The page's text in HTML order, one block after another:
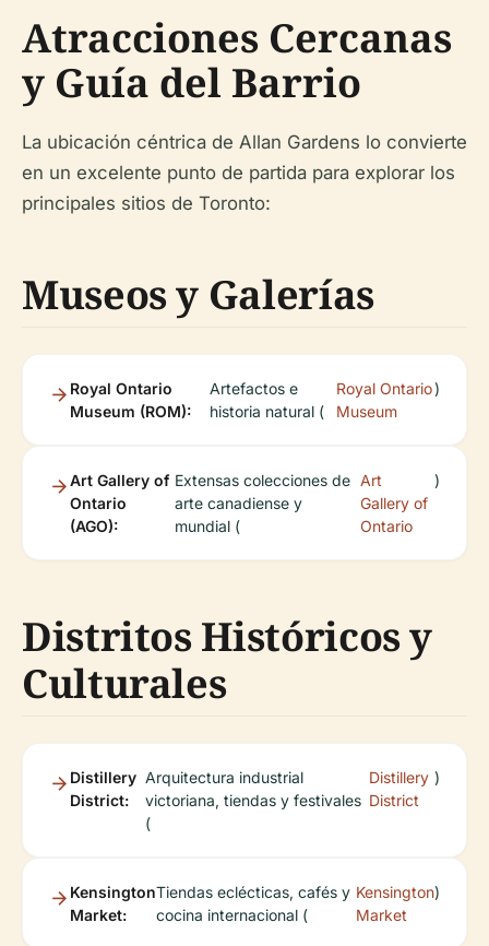
Atracciones Cercanas
y Guía del Barrio
La ubicación céntrica de Allan Gardens lo convierte
en un excelente punto de partida para explorar los
principales sitios de Toronto:
Museos y Galerías
Royal Ontario
Museum (ROM):
Artefactos e
historia natural (
Royal Ontario
Museum
)
Art Gallery of
Ontario
(AGO):
Extensas colecciones de
arte canadiense y
mundial (
Art
Gallery of
Ontario
)
Distritos Históricos y
Culturales
Distillery
District:
Arquitectura industrial
victoriana, tiendas y festivales
(
Distillery
District
)
Kensington
Market:
Tiendas eclécticas, cafés y
cocina internacional (
Kensington
Market
)